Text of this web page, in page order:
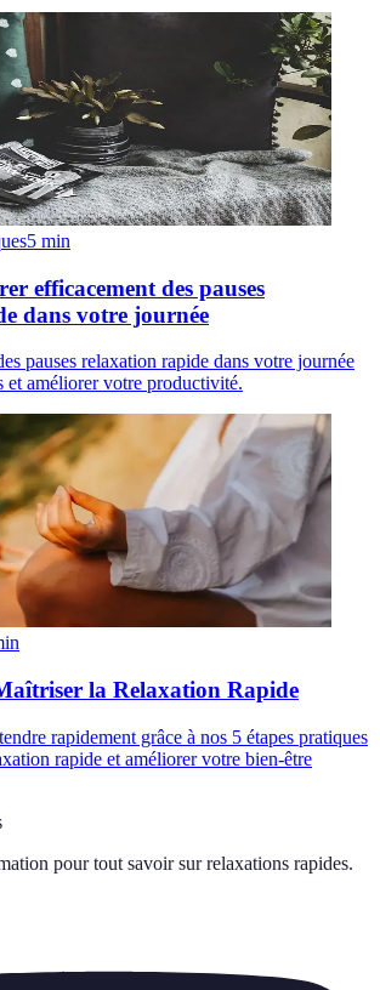
5 min
efficacement des pauses
dans votre journée
pauses relaxation rapide dans votre journée
et améliorer votre productivité.
la Relaxation Rapide
rapidement grâce à nos 5 étapes pratiques
rapide et améliorer votre bien-être
pour tout savoir sur relaxations rapides.